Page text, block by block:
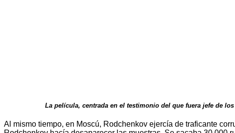
La película, centrada en el testimonio del que fuera jefe de
Al mismo tiempo, en Moscú, Rodchenkov ejercía de traficante